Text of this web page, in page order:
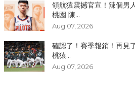
領航猿震撼官宣！辣個男
桃園 陳...
Aug 07, 2026
確認了！賽季報銷！再見
桃猿...
Aug 07, 2026